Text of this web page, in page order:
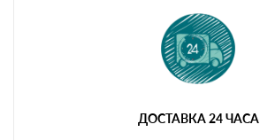
ДОСТАВКА 24 ЧАСА